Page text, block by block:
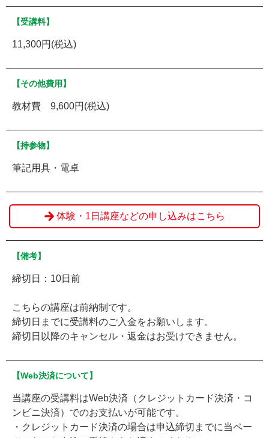
【受講料】
11,300円(税込)
【その他費用】
教材費 9,600円(税込)
【持参物】
筆記用具・電卓
体験・1日講座などの申し込みはこちら
【備考】
締切日：10日前
こちらの講座は前納制です。
締切日までに受講料のご入金をお願いします。
締切日以降のキャンセル・返金はお受けできません。
【Web決済について】
当講座の受講料はWeb決済（クレジットカード決済・コ
ンビニ決済）でのお支払いが可能です。
・クレジットカード決済の場合は申込締切までに当ペー